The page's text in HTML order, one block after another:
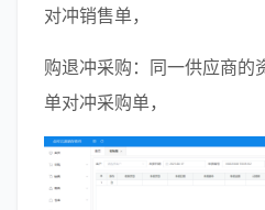
对冲销售单，
购退冲采购：同一供应商的
单对冲采购单，